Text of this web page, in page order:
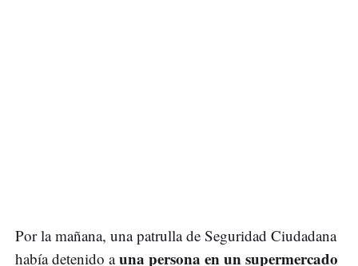
Por la mañana, una patrulla de Seguridad Ciudadana
había detenido auna persona en un supermercado